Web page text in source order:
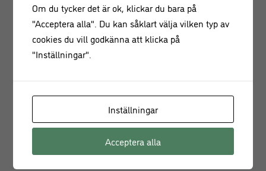
skonsammasilikonredskap istället
• Skär aldrig med kniv direkt i formen
• Undvik att baka med rabarber i formar av aluminium och
bleckplåt, oxalsyran kan orsaka flammor
• Vikt:280 gram
Om du tycker det är ok, klickar du bara på
"Acceptera alla". Du kan såklart välja vilken typ av
cookies du vill godkänna att klicka på
"Inställningar".
Inställningar
Acceptera alla